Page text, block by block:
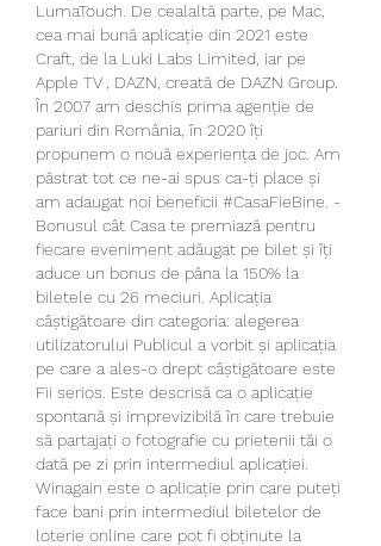
LumaTouch. De cealaltă parte, pe Mac,
cea mai bună aplicație din 2021 este
Craft, de la Luki Labs Limited, iar pe
Apple TV , DAZN, creată de DAZN Group.
În 2007 am deschis prima agenție de
pariuri din România, în 2020 îți
propunem o nouă experiența de joc. Am
păstrat tot ce ne-ai spus ca-ți place și
am adaugat noi beneficii #CasaFieBine. -
Bonusul cât Casa te premiază pentru
fiecare eveniment adăugat pe bilet și îți
aduce un bonus de pâna la 150% la
biletele cu 26 meciuri. Aplicația
câștigătoare din categoria: alegerea
utilizatorului Publicul a vorbit și aplicația
pe care a ales-o drept câștigătoare este
Fii serios. Este descrisă ca o aplicație
spontană și imprevizibilă în care trebuie
să partajați o fotografie cu prietenii tăi o
dată pe zi prin intermediul aplicației.
Winagain este o aplicație prin care puteți
face bani prin intermediul biletelor de
loterie online care pot fi obținute la